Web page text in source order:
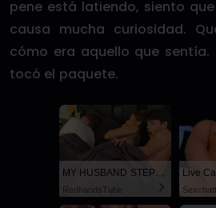
pene está latiendo, siento
causa mucha curiosidad.
cómo era aquello que
tocó el paquete.
MY HUSBAND STEPSON MISTAKENLY GIVES ME IN THE ASS
RedhandsTube